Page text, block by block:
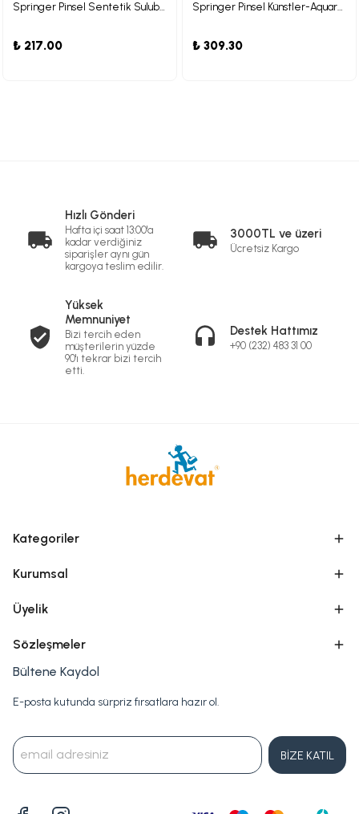
Springer Pinsel Sentetik Suluboya Fırçası 01
₺ 217.00
Springer Pinsel Künstler-Aquarellpinsel Kolinsky Fırça 2 0
₺ 309.30
Hızlı Gönderi
Hafta içi saat 13:00'a
kadar verdiğiniz
siparişler aynı gün
kargoya teslim edilir.
3000TL ve üzeri
Ücretsiz Kargo
Yüksek
Memnuniyet
Bizi tercih eden
müşterilerin yüzde
90'ı tekrar bizi tercih
etti.
Destek Hattımız
+90 (232) 483 31 00
Kategoriler
Kurumsal
Üyelik
Sözleşmeler
Bültene Kaydol
E-posta kutunda sürpriz fırsatlara hazır ol.
BİZE KATIL